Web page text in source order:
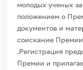
молодых ученых
положением о
документов и
соискание
.Регистрация
Премии и